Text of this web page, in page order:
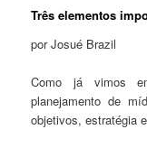
Três elementos
por Josué Brazil
Como já vimos
planejamento de
objetivos, estratégia